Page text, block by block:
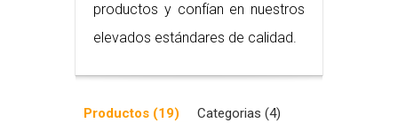
productos y confían en nuestros
elevados estándares de calidad.
Productos (19)
Categorias (4)